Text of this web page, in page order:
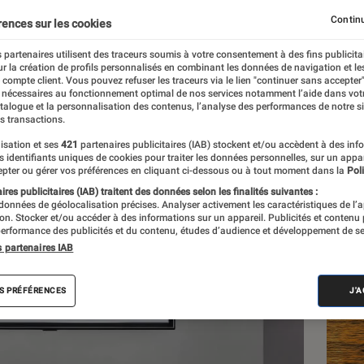
sur les cookies
partenaires utilisent des traceurs soumis à votre consentement à des fins
la création de profils personnalisés en combinant les données de navigation et
compte client. Vous pouvez refuser les traceurs via le lien "continuer sans
au fonctionnement optimal de nos services notamment l’aide dans
et la personnalisation des contenus, l’analyse des performances de notre
transactions.
et ses 421 partenaires publicitaires (IAB) stockent et/ou accèdent à des
identifiants uniques de cookies pour traiter les données personnelles, sur un
ou gérer vos préférences en cliquant ci-dessous ou à tout moment dans la
publicitaires (IAB) traitent des données selon les finalités suivantes :
de géolocalisation précises. Analyser activement les caractéristiques de
Stocker et/ou accéder à des informations sur un appareil. Publicités et contenu
des publicités et du contenu, études d’audience et développement de
partenaires IAB
PRÉFÉRENCES